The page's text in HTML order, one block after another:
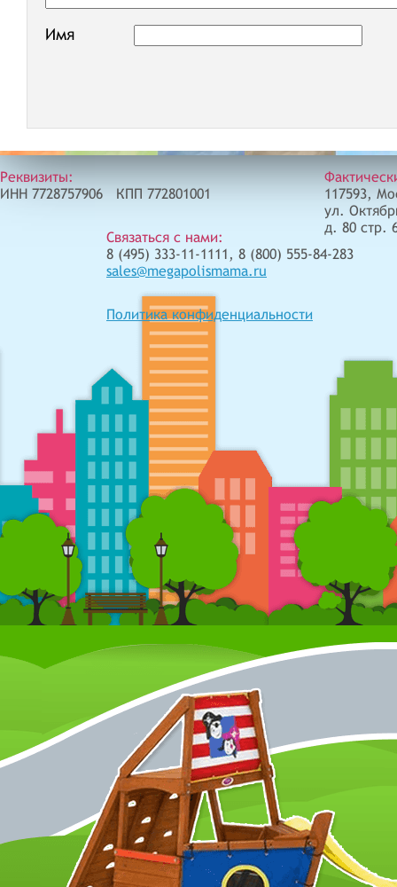
Имя
Реквизиты:
ИНН 7728757906 КПП 772801001
Связаться с нами:
8 (495) 333-11-1111, 8 (800) 555-84-283
sales@megapolismama.ru
Политика конфиденциальности
117593,
ул.
д. 80 стр.